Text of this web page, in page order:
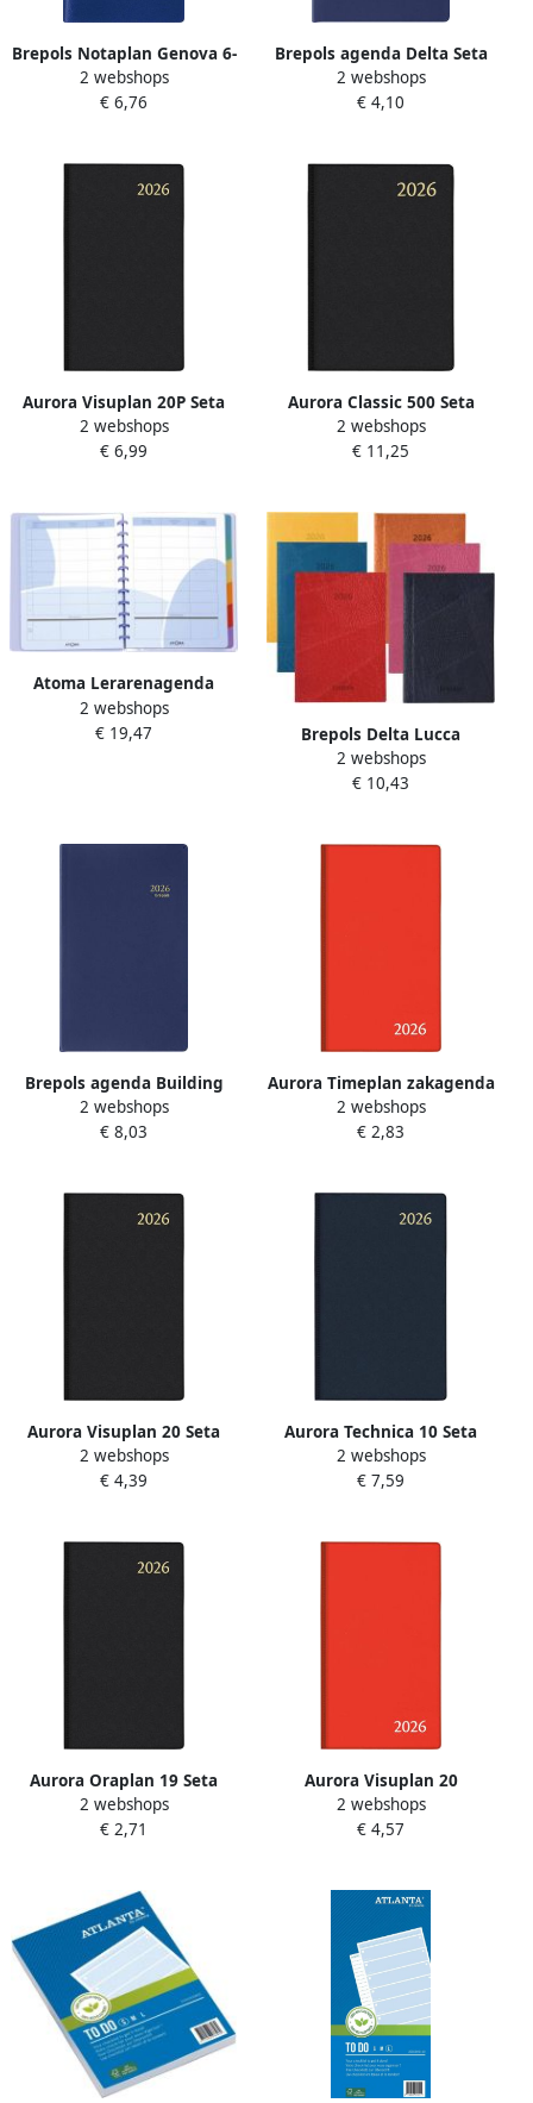
Brepols Notaplan Genova 6-
talig blauw 2022
2 webshops
€ 6,76
Brepols agenda Delta Seta
6-talig blauw 2022
2 webshops
€ 4,10
Aurora Visuplan 20P Seta
geassorteerde kleuren 2022
2 webshops
€ 6,99
Aurora Classic 500 Seta
geassorteerde kleuren 2026
2 webshops
€ 11,25
Atoma Lerarenagenda
2 webshops
€ 19,47
Brepols Delta Lucca
geassorteerde kleuren 2022
2 webshops
€ 10,43
Brepols agenda Building
Seta 6-talig blauw 2026
2 webshops
€ 8,03
Aurora Timeplan zakagenda
geassorteerde kleuren 2022
2 webshops
€ 2,83
Aurora Visuplan 20 Seta
geassorteerde kleuren 2022
2 webshops
€ 4,39
Aurora Technica 10 Seta
geassorteerde kleuren 2022
2 webshops
€ 7,59
Aurora Oraplan 19 Seta
geassorteerde kleuren 2022
2 webshops
€ 2,71
Aurora Visuplan 20
zakagenda geassorteerde
kleuren 2022
2 webshops
€ 4,57